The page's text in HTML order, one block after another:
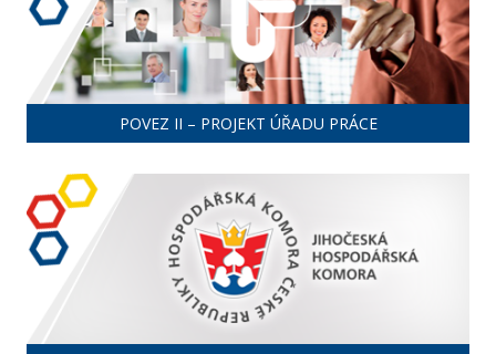
POVEZ II – PROJEKT ÚŘADU PRÁCE